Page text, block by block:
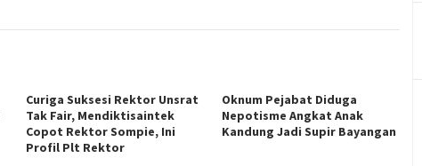
Curiga Suksesi Rektor Unsrat
Tak Fair, Mendiktisaintek
Copot Rektor Sompie, Ini
Profil Plt Rektor
Oknum Pejabat Diduga
Nepotisme Angkat Anak
Kandung Jadi Supir Bayangan